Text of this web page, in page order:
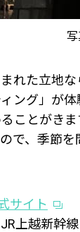
れた立地
ング」が
ことがき
で、季節を
サイト
上越新幹